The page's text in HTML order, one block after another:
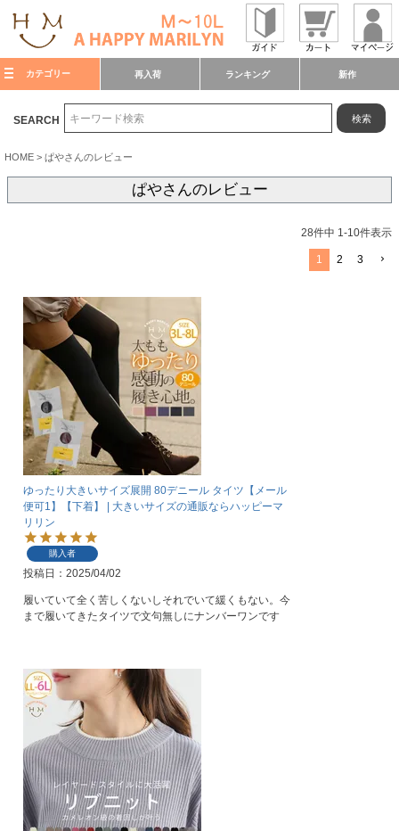
カテゴリー 再入荷 ランキング 新作
SEARCH 検索
HOME ぱやさんのレビュー
ぱやさんのレビュー
28件中 1-10件表示
1 2 3
ゆったり大きいサイズ展開 80デニール タイツ【メール
便可1】【下着】 | 大きいサイズの通販ならハッピーマ
リリン
購入者
投稿日 2025/04/02
履いていて全く苦しくないしそれでいて緩くもない。今
まで履いてきたタイツで文句無しにナンバーワンです